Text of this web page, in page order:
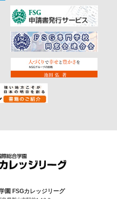
園 FSGカレッジリーグ